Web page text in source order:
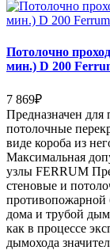
Потолочно
мин.) D 200
7 869₽
Предназначен для
потолочные
виде короба из
Максимальная
узлы FERRUM
стеновые и
противопожарной
дома и трубой
как в процессе
дымохода